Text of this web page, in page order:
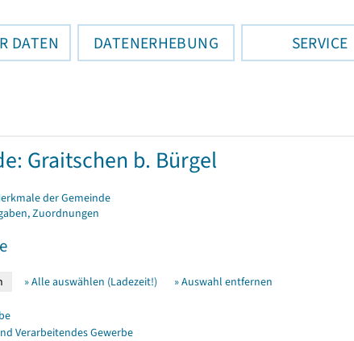
DATEN DATENERHEBUNG SERVICE
Graitschen b. Bürgel
der Gemeinde
Zuordnungen
» Alle auswählen (Ladezeit!) » Auswahl entfernen
Verarbeitendes Gewerbe